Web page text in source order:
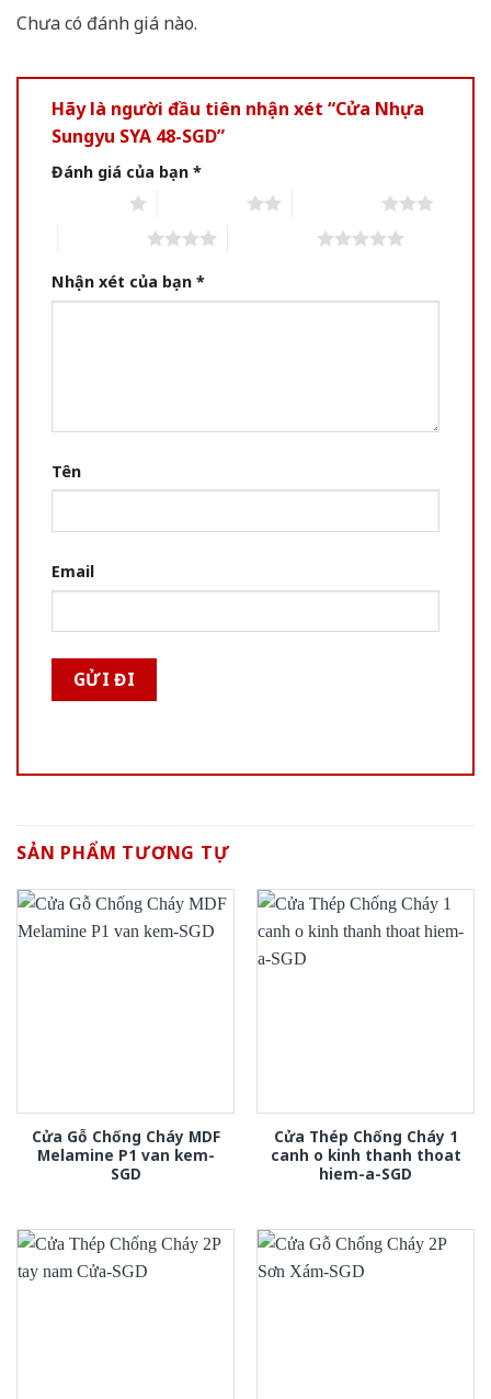
Chưa có đánh giá nào.
Hãy là người đầu tiên nhận xét “Cửa Nhựa
Sungyu SYA 48-SGD”
Đánh giá của bạn *
Nhận xét của bạn *
Tên
Email
SẢN PHẨM TƯƠNG TỰ
Cửa Gỗ Chống Cháy MDF
Melamine P1 van kem-
SGD
Cửa Thép Chống Cháy 1
canh o kinh thanh thoat
hiem-a-SGD